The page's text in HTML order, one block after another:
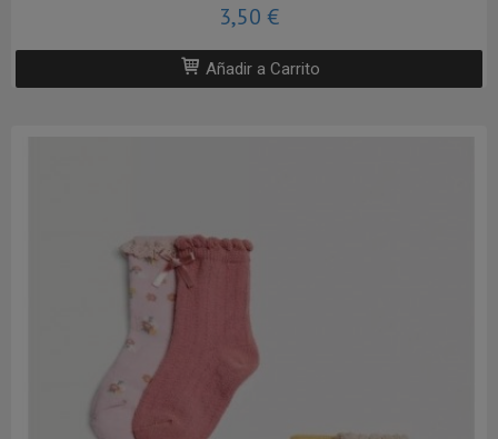
3,50 €
Añadir a Carrito